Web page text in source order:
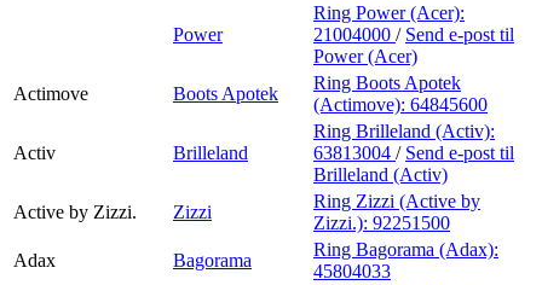
Power
Ring Power (Acer):
21004000 / Send e-post til
Power (Acer)
Actimove
Boots Apotek
Ring Boots Apotek
(Actimove): 64845600
Activ Brilleland
Ring Brilleland (Activ):
63813004 / Send e-post til
Brilleland (Activ)
Active by Zizzi.
Zizzi
Ring Zizzi (Active by
Zizzi.): 92251500
Adax
Bagorama
Ring Bagorama (Adax):
45804033